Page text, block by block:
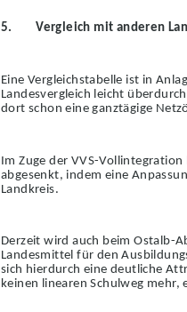
5. Vergleich mit anderen
Eine Vergleichstabelle ist in
Landesvergleich leicht
dort schon eine ganztägige
Im Zuge der VVS-Vollintegration
abgesenkt, indem eine
Landkreis.
Derzeit wird auch beim Ostalb-
Landesmittel für den
sich hierdurch eine deutliche
keinen linearen Schulweg